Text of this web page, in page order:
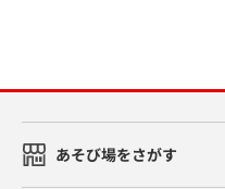
あそび場をさがす